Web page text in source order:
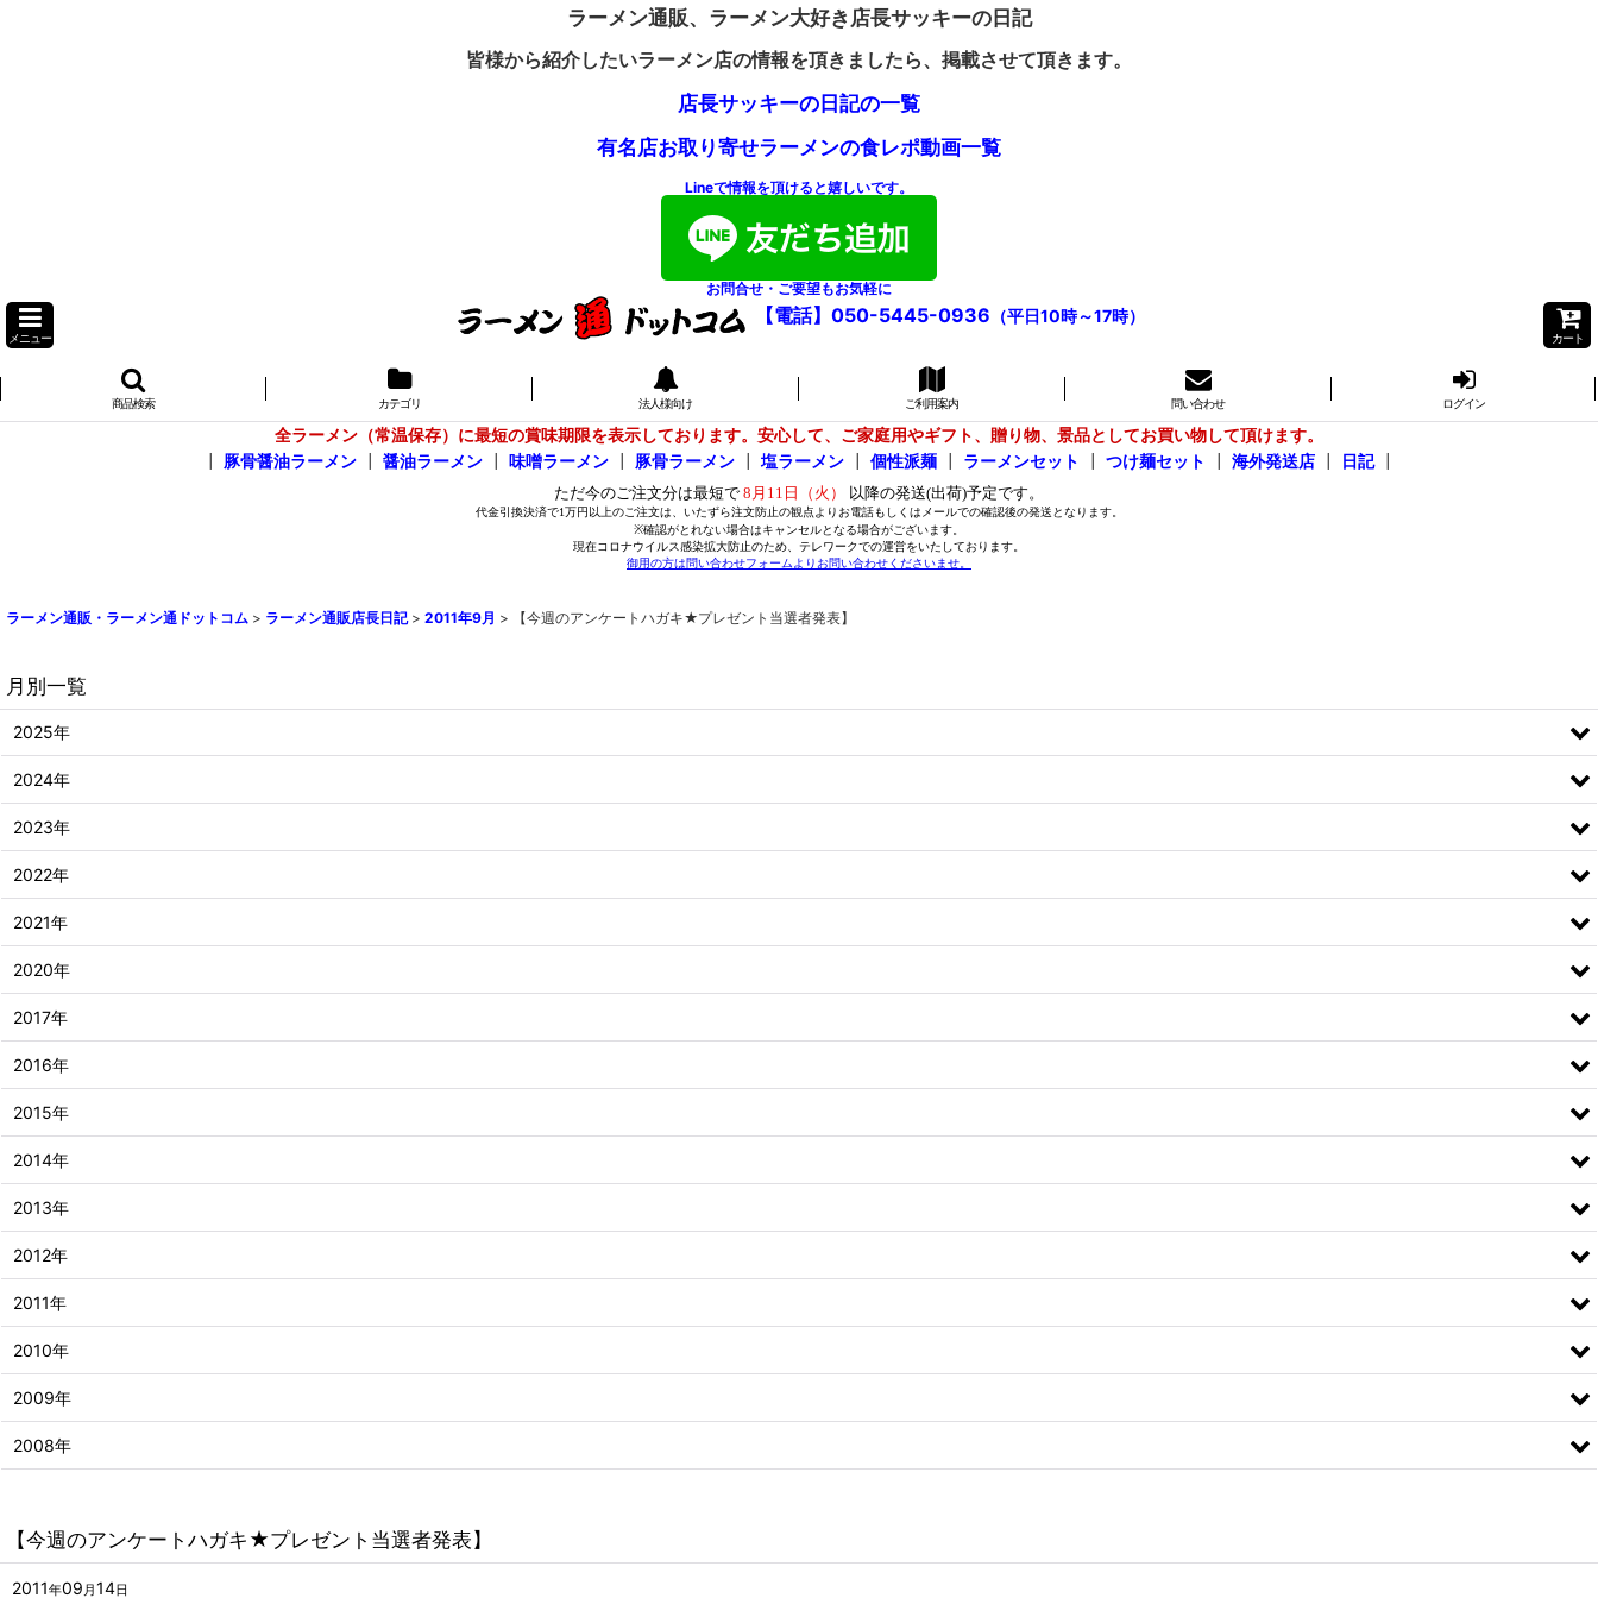
ラーメン通販、ラーメン大好き店長サッキーの日記
皆様から紹介したいラーメン店の情報を頂きましたら、掲載させて頂きます。
店長サッキーの日記の一覧
有名店お取り寄せラーメンの食レポ動画一覧
Lineで情報を頂けると嬉しいです。
お問合せ・ご要望もお気軽に
メニュー
【電話】050-5445-0936 （平日10時～17時）
カート
商品検索 カテゴリ 法人様向け ご利用案内 問い合わせ ログイン
全ラーメン（常温保存）に最短の賞味期限を表示しております。安心して、ご家庭用やギフト、贈り物、景品としてお買い物して頂けます。
豚骨醤油ラーメン 醤油ラーメン 味噌ラーメン 豚骨ラーメン 塩ラーメン 個性派麺 ラーメンセット つけ麺セット 海外発送店 日記┃
ラーメン通販・ラーメン通ドットコム > ラーメン通販店長日記 > 2011年9月 > 【今週のアンケートハガキ★プレゼント当選者発表】
【今週のアンケートハガキ★プレゼント当選者発表】
2011年09 月14日
月別一覧
2025年
2024年
2023年
2022年
2021年
2020年
2017年
2016年
2015年
2014年
2013年
2012年
2011年
2010年
2009年
2008年